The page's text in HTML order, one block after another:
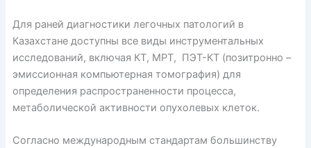
Для раней диагностики легочных патологий в
Казахстане доступны все виды инструментальных
исследований, включая КТ, МРТ, ПЭТ-КТ (позитронно –
эмиссионная компьютерная томография) для
определения распространенности процесса,
метаболической активности опухолевых клеток.
Согласно международным стандартам большинству